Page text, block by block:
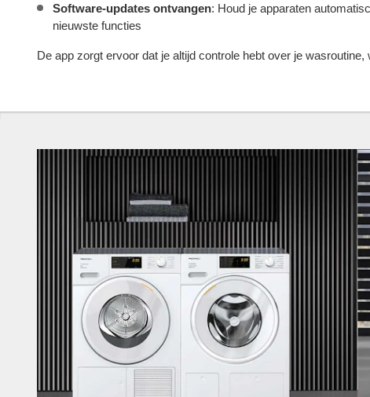
Software-updates ontvangen: Houd je apparaten
nieuwste functies
De app zorgt ervoor dat je altijd controle hebt over je wasroutine,